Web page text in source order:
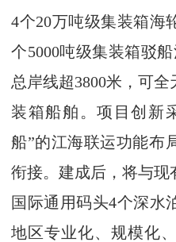
4个20万吨级集装箱海
个5000吨级集装箱驳
总岸线超3800米，可
装箱船舶。项目创新
船”的江海联运功能布
衔接。建成后，将与现
国际通用码头4个深水
地区专业化、规模化